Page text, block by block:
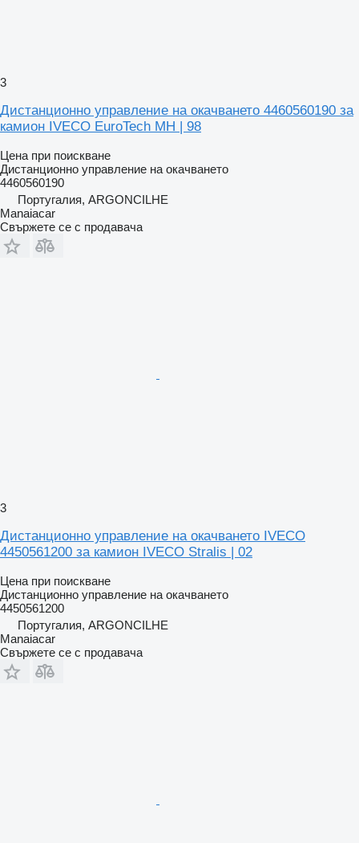
3
Дистанционно управление на окачването 4460560190 за
камион IVECO EuroTech MH | 98
Цена при поискване
Дистанционно управление на окачването
4460560190
Португалия, ARGONCILHE
Manaiacar
Свържете се с продавача
3
Дистанционно управление на окачването IVECO
4450561200 за камион IVECO Stralis | 02
Цена при поискване
Дистанционно управление на окачването
4450561200
Португалия, ARGONCILHE
Manaiacar
Свържете се с продавача